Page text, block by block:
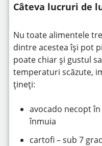
Câteva lucruri de
Nu toate alimentele
dintre acestea își pot
poate chiar și gustul
temperaturi scăzute,
țineți:
avocado necopt
înmuia
cartofi – sub 7